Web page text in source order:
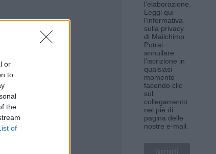
or
to
the
of
l'elaborazione.
Leggi qui
l'informativa
sulla privacy
di Mailchimp.
Potrai
annullare
l'iscrizione in
qualsiasi
momento
facendo clic
sul
collegamento
nel piè di
pagina delle
nostre e-mail.